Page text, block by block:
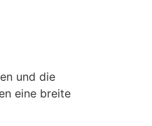
und die
eine breite